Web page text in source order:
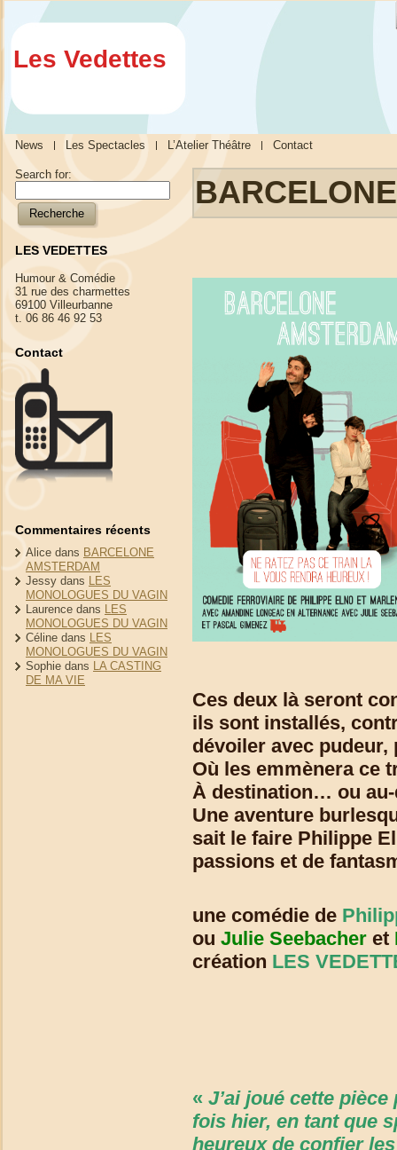
Les Vedettes
News Les Spectacles L’Atelier Théâtre Contact
Search for:
LES VEDETTES
Humour & Comédie
31 rue des charmettes
69100 Villeurbanne
t. 06 86 46 92 53
Contact
Commentaires récents
Alice dans BARCELONE
AMSTERDAM
Jessy dans LES
MONOLOGUES DU VAGIN
Laurence dans LES
MONOLOGUES DU VAGIN
Céline dans LES
MONOLOGUES DU VAGIN
Sophie dans LA CASTING
DE MA VIE
Ces deux là seront
ils sont installés,
dévoiler avec pudeur,
Où les emmènera ce
À destination… ou
Une aventure
sait le faire Philippe
passions et de
une comédie de
ou Julie Seebacher et
création LES
« J’ai joué cette
fois hier, en tant que
heureux de confier